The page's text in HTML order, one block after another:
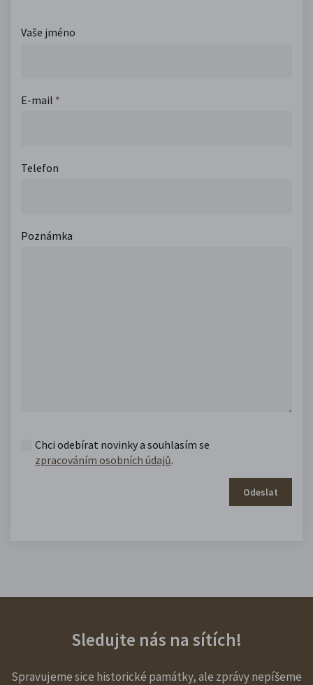
Vaše jméno
E-mail *
Telefon
Poznámka
Chci odebírat novinky a souhlasím se
zpracováním osobních údajů.
Odeslat
Sledujte nás na sítích!
Spravujeme sice historické památky, ale zprávy nepíšeme